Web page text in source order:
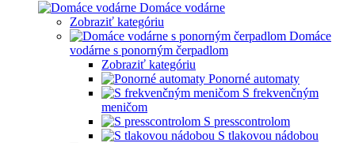
Domáce vodárne
Zobraziť kategóriu
Domáce
vodárne s ponorným čerpadlom
Zobraziť kategóriu
Ponorné automaty
S frekvenčným
meničom
S presscontrolom
S tlakovou nádobou